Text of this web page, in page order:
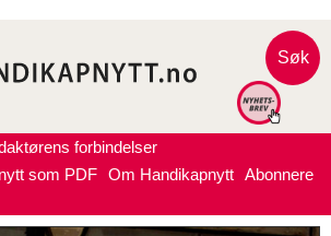
Søk
forbindelser
som PDF Om Handikapnytt Abonnere